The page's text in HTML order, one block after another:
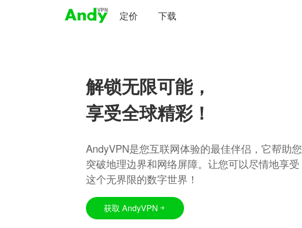
定价 下载
解锁无限可能，
享受全球精彩！
AndyVPN是您互联网体验的最佳伴侣，它帮助您
突破地理边界和网络屏障。让您可以尽情地享受
这个无界限的数字世界！
获取 AndyVPN